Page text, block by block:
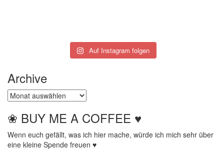
Auf Instagram folgen
Archive
Archive
❀ BUY ME A COFFEE ♥
Wenn euch gefällt, was ich hier mache, würde ich mich sehr über
eine kleine Spende freuen ♥